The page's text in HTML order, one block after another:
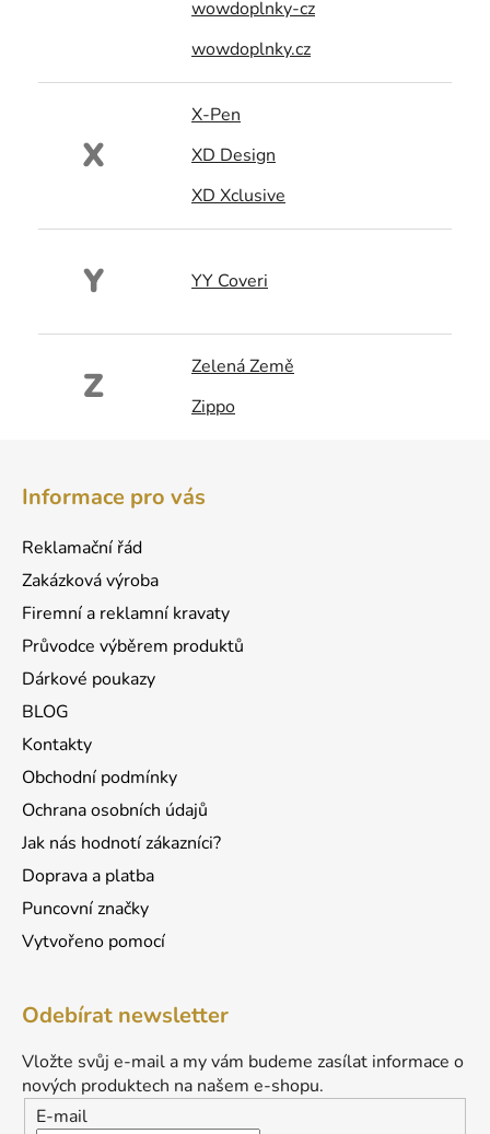
wowdoplnky-cz
wowdoplnky.cz
X
X-Pen
XD Design
XD Xclusive
Y YY Coveri
Z
Zelená Země
Zippo
Informace pro vás
Reklamační řád
Zakázková výroba
Firemní a reklamní kravaty
Průvodce výběrem produktů
Dárkové poukazy
BLOG
Kontakty
Obchodní podmínky
Ochrana osobních údajů
Jak nás hodnotí zákazníci?
Doprava a platba
Puncovní značky
Vytvořeno pomocí
Odebírat newsletter
Vložte svůj e-mail a my vám budeme zasílat informace o
nových produktech na našem e-shopu.
E-mail